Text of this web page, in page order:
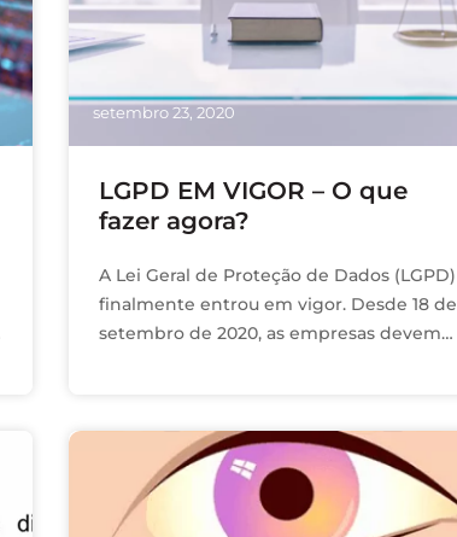
setembro 23, 2020
LGPD EM VIGOR – O que
fazer agora?
A Lei Geral de Proteção de Dados (LGPD)
finalmente entrou em vigor. Desde 18 de
setembro de 2020, as empresas devem